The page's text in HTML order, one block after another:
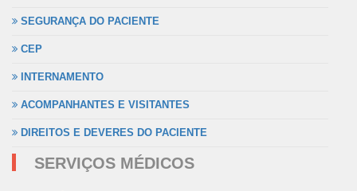
SEGURANÇA DO PACIENTE
CEP
INTERNAMENTO
ACOMPANHANTES E VISITANTES
DIREITOS E DEVERES DO PACIENTE
SERVIÇOS MÉDICOS